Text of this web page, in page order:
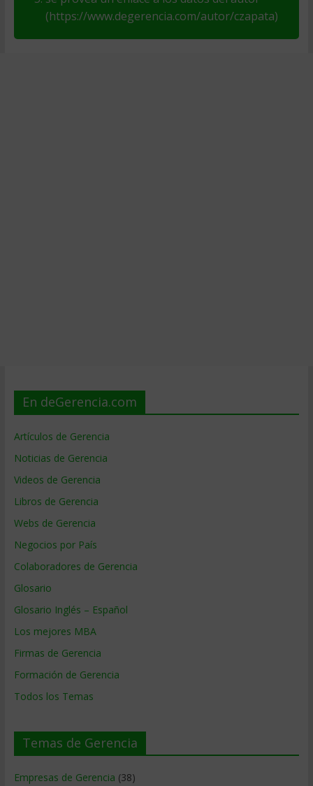
(https://www.degerencia.com/autor/czapata)
En deGerencia.com
Artículos de Gerencia
Noticias de Gerencia
Videos de Gerencia
Libros de Gerencia
Webs de Gerencia
Negocios por País
Colaboradores de Gerencia
Glosario
Glosario Inglés – Español
Los mejores MBA
Firmas de Gerencia
Formación de Gerencia
Todos los Temas
Temas de Gerencia
Empresas de Gerencia (38)